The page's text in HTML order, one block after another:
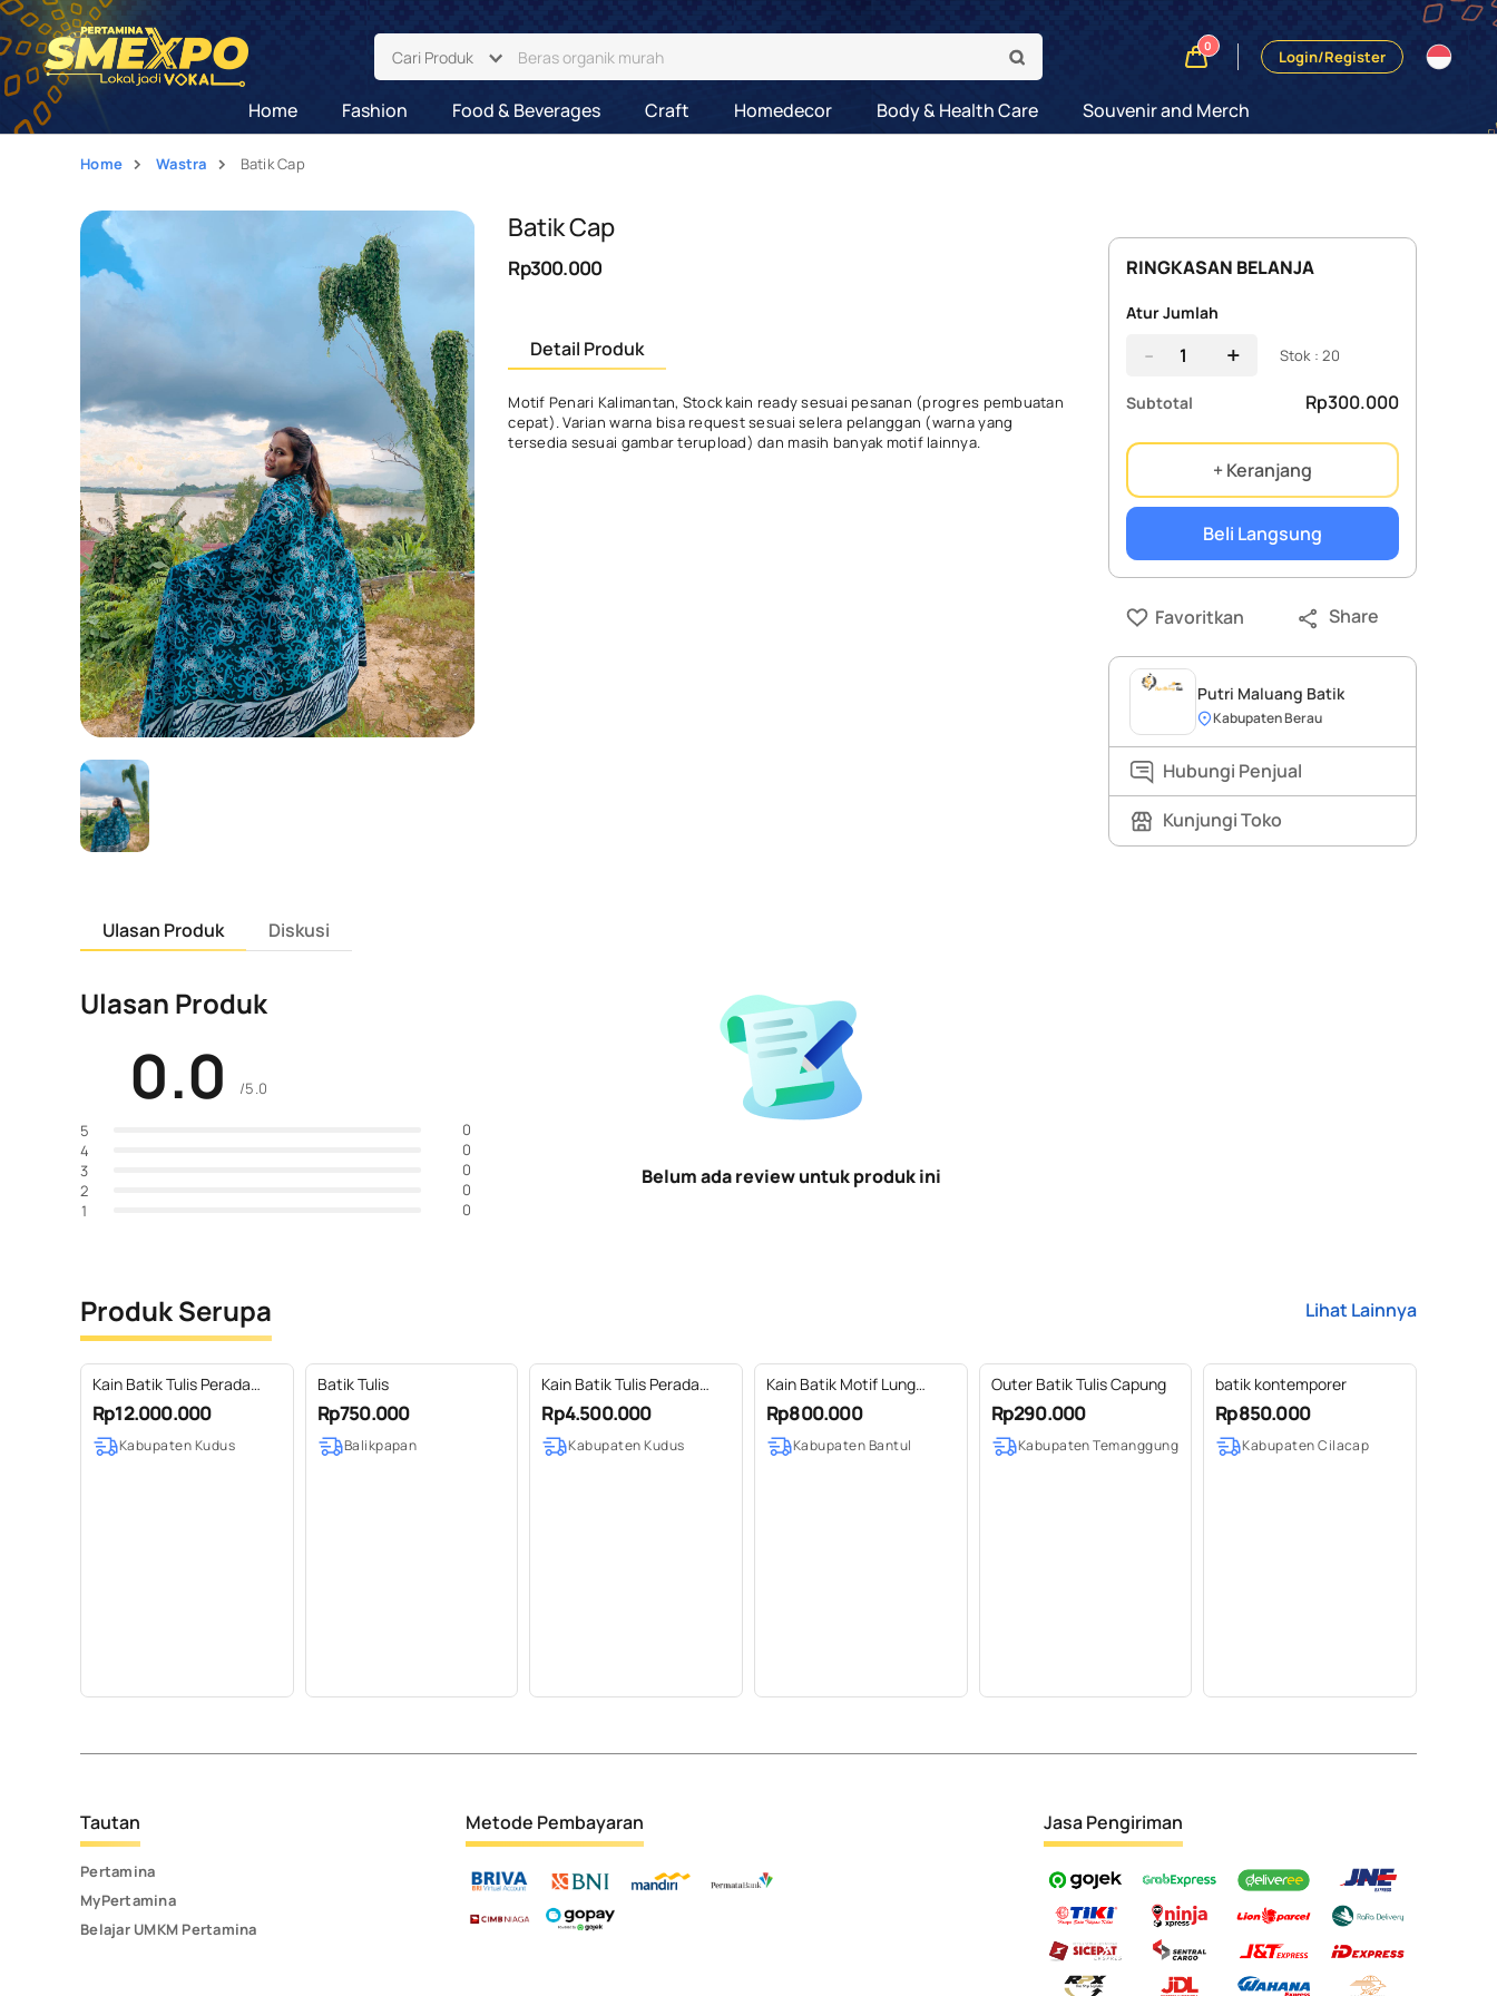
Cari Produk
0
Login/Register
Home Fashion Food & Beverages Craft Homedecor Body & Health Care Souvenir and Merch
Home Wastra Batik Cap
Batik Cap
Rp300.000
Detail Produk
Motif Penari Kalimantan, Stock kain ready sesuai pesanan (progres pembuatan
cepat). Varian warna bisa request sesuai selera pelanggan (warna yang
tersedia sesuai gambar terupload) dan masih banyak motif lainnya.
Ulasan Produk Diskusi
Ulasan Produk
0.0 /5.0
5
0
4
0
3
0
2
0
1
0
Belum ada review untuk produk ini
RINGKASAN BELANJA
Atur Jumlah
- + Stok : 20
Subtotal Rp300.000
+ Keranjang
Beli Langsung
Favoritkan Share
Putri Maluang Batik
Kabupaten Berau
Hubungi Penjual
Kunjungi Toko
Produk Serupa Lihat Lainnya
Kain Batik Tulis Perada
Sarimbit 1
Rp12.000.000
Kabupaten Kudus
Batik Tulis
Rp750.000
Balikpapan
Kain Batik Tulis Perada
Motif Parang Kembang
Bebek
Rp4.500.000
Kabupaten Kudus
Kain Batik Motif Lung
Peksi
Rp800.000
Kabupaten Bantul
Outer Batik Tulis Capung
Rp290.000
Kabupaten Temanggung
batik kontemporer
Rp850.000
Kabupaten Cilacap
Tautan
Pertamina
MyPertamina
Belajar UMKM Pertamina
Metode Pembayaran Jasa Pengiriman